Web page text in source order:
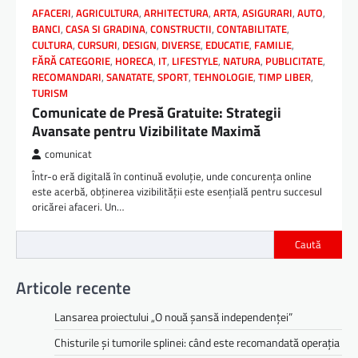
AFACERI, AGRICULTURA, ARHITECTURA, ARTA, ASIGURARI, AUTO,
BANCI, CASA SI GRADINA, CONSTRUCTII, CONTABILITATE,
CULTURA, CURSURI, DESIGN, DIVERSE, EDUCATIE, FAMILIE,
FĂRĂ CATEGORIE, HORECA, IT, LIFESTYLE, NATURA, PUBLICITATE,
RECOMANDARI, SANATATE, SPORT, TEHNOLOGIE, TIMP LIBER,
TURISM
Comunicate de Presă Gratuite: Strategii
Avansate pentru Vizibilitate Maximă
comunicat
Într-o eră digitală în continuă evoluție, unde concurența online
este acerbă, obținerea vizibilității este esențială pentru succesul
oricărei afaceri. Un…
Caută
Articole recente
Lansarea proiectului „O nouă șansă independenței”
Chisturile și tumorile splinei: când este recomandată operația